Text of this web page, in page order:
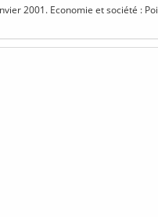
2001. Economie et société :